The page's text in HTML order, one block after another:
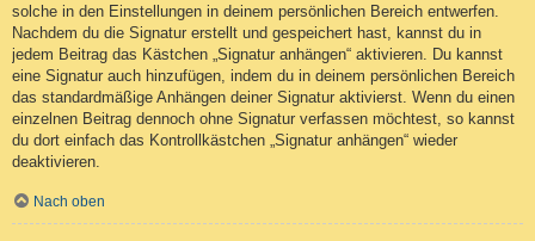
solche in den Einstellungen in deinem persönlichen Bereich entwerfen.
Nachdem du die Signatur erstellt und gespeichert hast, kannst du in
jedem Beitrag das Kästchen „Signatur anhängen“ aktivieren. Du kannst
eine Signatur auch hinzufügen, indem du in deinem persönlichen Bereich
das standardmäßige Anhängen deiner Signatur aktivierst. Wenn du einen
einzelnen Beitrag dennoch ohne Signatur verfassen möchtest, so kannst
du dort einfach das Kontrollkästchen „Signatur anhängen“ wieder
deaktivieren.
Nach oben